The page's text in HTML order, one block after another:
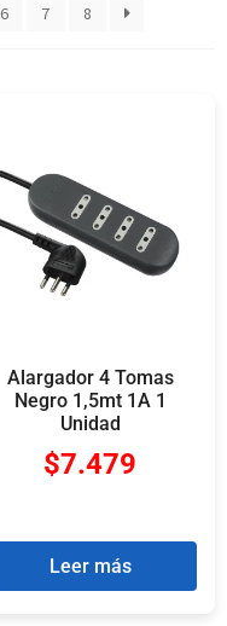
6 7 8
Alargador 4 Tomas
Negro 1,5mt 1A 1
Unidad
$7.479
Leer más